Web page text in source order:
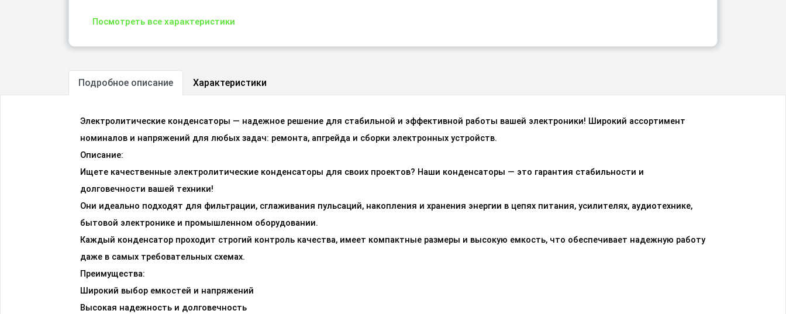
Посмотреть все характеристики
Подробное описание Характеристики
Электролитические конденсаторы — надежное решение для стабильной и эффективной работы вашей электроники! Широкий ассортимент
номиналов и напряжений для любых задач: ремонта, апгрейда и сборки электронных устройств.
Описание:
Ищете качественные электролитические конденсаторы для своих проектов? Наши конденсаторы — это гарантия стабильности и
долговечности вашей техники!
Они идеально подходят для фильтрации, сглаживания пульсаций, накопления и хранения энергии в цепях питания, усилителях, аудиотехнике,
бытовой электронике и промышленном оборудовании.
Каждый конденсатор проходит строгий контроль качества, имеет компактные размеры и высокую емкость, что обеспечивает надежную работу
даже в самых требовательных схемах.
Преимущества:
Широкий выбор емкостей и напряжений
Высокая надежность и долговечность